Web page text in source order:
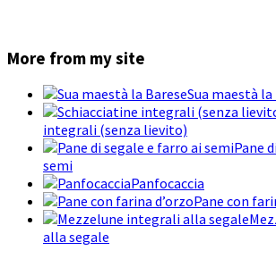
More from my site
Sua maestà la
integrali (senza lievito)
Pane
semi
Panfocaccia
Pane con
alla segale